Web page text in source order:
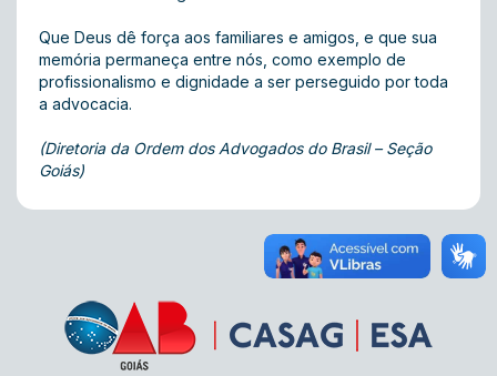
Que Deus dê força aos familiares e amigos, e que sua
memória permaneça entre nós, como exemplo de
profissionalismo e dignidade a ser perseguido por toda
a advocacia.
(Diretoria da Ordem dos Advogados do Brasil – Seção
Goiás)